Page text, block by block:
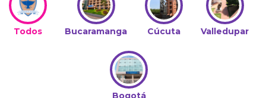
Todos Bucaramanga Cúcuta Valledupar
Bogotá